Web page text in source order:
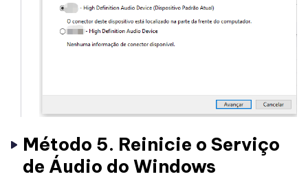
Método 5. Reinicie o Serviço
de Áudio do Windows